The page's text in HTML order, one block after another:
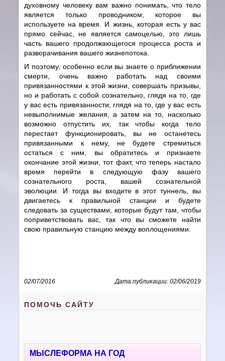
духовному человеку вам важно понимать, что тело
является только проводником, которое вы
используете на время. И жизнь, которая есть у вас
прямо сейчас, не является самоцелью, это лишь
часть вашего продолжающегося процесса роста и
разворачивания вашего жизнепотока.
И поэтому, особенно если вы знаете о приближении
смерти, очень важно работать над своими
привязанностями к этой жизни, совершать призывы,
но и работать с собой сознательно, глядя на то, где
у вас есть привязанности, глядя на то, где у вас есть
невыполнимые желания, а затем на то, насколько
возможно отпустить их, так чтобы когда тело
перестает функционировать, вы не останетесь
привязанными к нему, не будете стремиться
остаться с ним, вы обратитесь и признаете
окончание этой жизни, тот факт, что теперь настало
время перейти в следующую фазу вашего
сознательного роста, вашей сознательной
эволюции. И тогда вы входите в этот туннель, вы
двигаетесь к правильной станции и будете
следовать за существами, которые будут там, чтобы
поприветствовать вас, так что вы сможете найти
свою правильную станцию между воплощениями.
02/07/2016 Дата публикации: 02/06/2019
ПОМОЧЬ САЙТУ
МЫСЛЕФОРМА НА ГОД